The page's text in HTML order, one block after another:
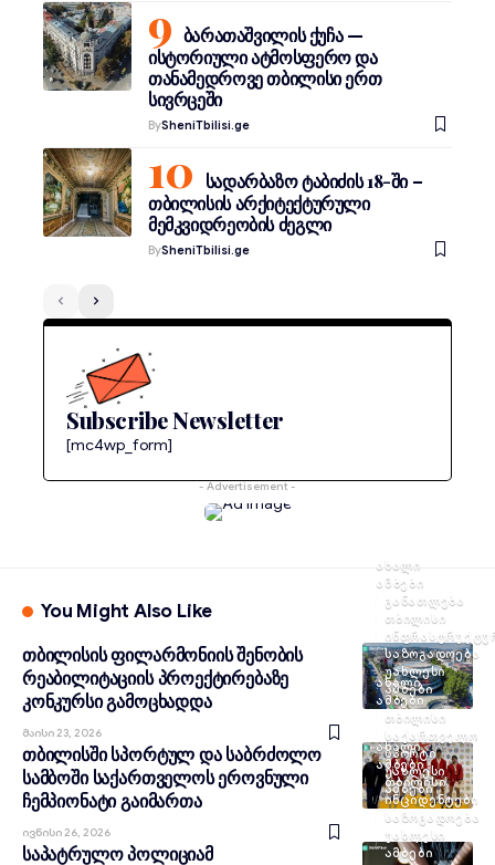
ბარათაშვილის ქუჩა —
ისტორიული ატმოსფერო და
თანამედროვე თბილისი ერთ
სივრცეში
BySheniTbilisi.ge
სადარბაზო ტაბიძის 18-ში –
თბილისის არქიტექტურული
მემკვიდრეობის ძეგლი
BySheniTbilisi.ge
Subscribe Newsletter
[mc4wp_form]
- Advertisement -
You Might Also Like
ᲐᲮᲐᲚᲘ
ᲐᲛᲑᲔᲑᲘ
ᲒᲐᲜᲐᲗᲚᲔᲑᲐ
ᲗᲑᲘᲚᲘᲡᲘ
ᲡᲐᲖᲝᲒᲐᲓᲝᲔᲑᲐ
ᲣᲐᲮᲚᲔᲡᲘ
ᲐᲛᲑᲔᲑᲘ
თბილისის ფილარმონიის შენობის
რეაბილიტაციის პროექტირებაზე
კონკურსი გამოცხადდა
Მაისი 23, 2026
ᲐᲮᲐᲚᲘ
ᲐᲛᲑᲔᲑᲘ
ᲗᲑᲘᲚᲘᲡᲘ
ᲡᲐᲥᲐᲠᲗᲕᲔᲚᲝ
ᲡᲞᲝᲠᲢᲘ
ᲣᲐᲮᲚᲔᲡᲘ
ᲐᲛᲑᲔᲑᲘ
თბილისში სპორტულ და საბრძოლო
სამბოში საქართველოს ეროვნული
ჩემპიონატი გაიმართა
Ივნისი 26, 2026
ᲐᲮᲐᲚᲘ
ᲐᲛᲑᲔᲑᲘ
ᲗᲑᲘᲚᲘᲡᲘ
ᲘᲜᲪᲘᲓᲔᲜᲢᲔᲑᲘ
ᲡᲐᲖᲝᲒᲐᲓᲝᲔᲑᲐ
ᲣᲐᲮᲚᲔᲡᲘ
ᲐᲛᲑᲔᲑᲘ
საპატრულო პოლიციამ